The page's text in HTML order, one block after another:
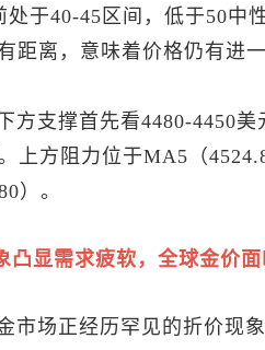
处于40-45区间，低于50中
距离，意味着价格仍有进
方支撑首先看4480-4450
上方阻力位于MA5（
）。
凸显需求疲软，全球金价
市场正经历罕见的折价